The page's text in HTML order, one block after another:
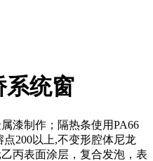
系统窗
漆制作；隔热条使用PA66
200以上,不变形腔体尼龙
丙表面涂层，复合发泡，表